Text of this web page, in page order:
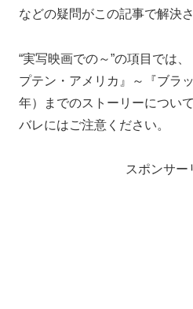
などの疑問がこの記事で解決さ
“実写映画での～”の項目では
プテン・アメリカ』～『ブラ
年）までのストーリーについ
バレにはご注意ください。
スポンサー